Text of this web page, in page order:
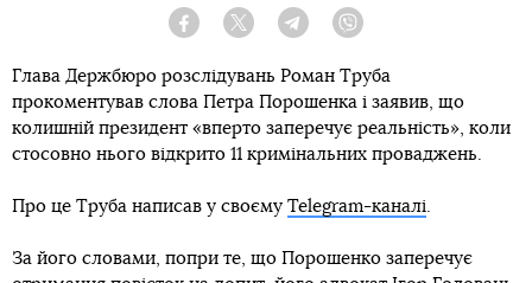
Facebook Twitter Telegram
Глава Держбюро розслідувань Роман Труба
прокоментував слова Петра Порошенка і заявив, що
колишній президент «вперто заперечує реальність», коли
стосовно нього відкрито 11 кримінальних проваджень.
Про це Труба написав у своєму Telegram-каналі.
За його словами, попри те, що Порошенко заперечує